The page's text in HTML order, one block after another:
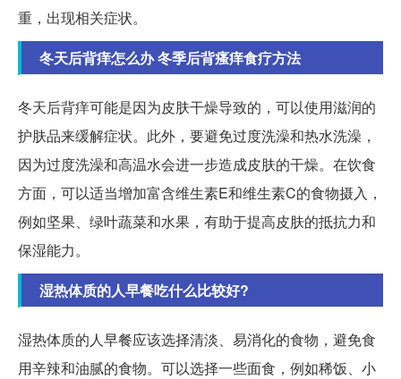
重，出现相关症状。
冬天后背痒怎么办 冬季后背瘙痒食疗方法
冬天后背痒可能是因为皮肤干燥导致的，可以使用滋润的
护肤品来缓解症状。此外，要避免过度洗澡和热水洗澡，
因为过度洗澡和高温水会进一步造成皮肤的干燥。在饮食
方面，可以适当增加富含维生素E和维生素C的食物摄入，
例如坚果、绿叶蔬菜和水果，有助于提高皮肤的抵抗力和
保湿能力。
湿热体质的人早餐吃什么比较好?
湿热体质的人早餐应该选择清淡、易消化的食物，避免食
用辛辣和油腻的食物。可以选择一些面食，例如稀饭、小